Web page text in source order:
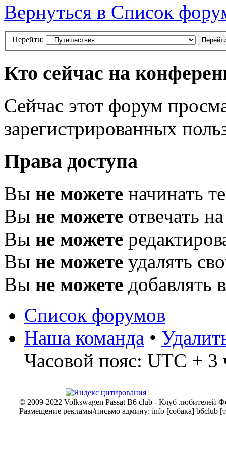
Вернуться в Список
Перейти:
Кто сейчас на
Сейчас этот форум
зарегистрированных
Права доступа
Вы не можете начинать
Вы не можете отвечать
Вы не можете
Вы не можете удалять
Вы не можете добавлять
Список форумов
Наша команда •
Часовой пояс: UTC + 3
© 2009-2022 Volkswagen Passat B6 club - Клуб любителей
Размещение рекламы/письмо админу: info [собака] b6club